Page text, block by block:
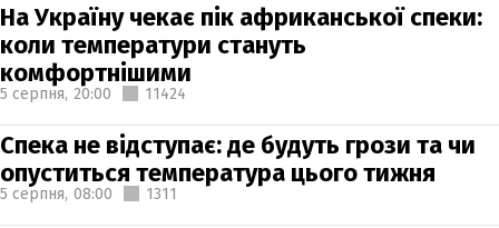
На Україну чекає пік африканської спеки:
коли температури стануть
комфортнішими
5 серпня, 20:00 11424
Спека не відступає: де будуть грози та чи
опуститься температура цього тижня
5 серпня, 08:00 1311